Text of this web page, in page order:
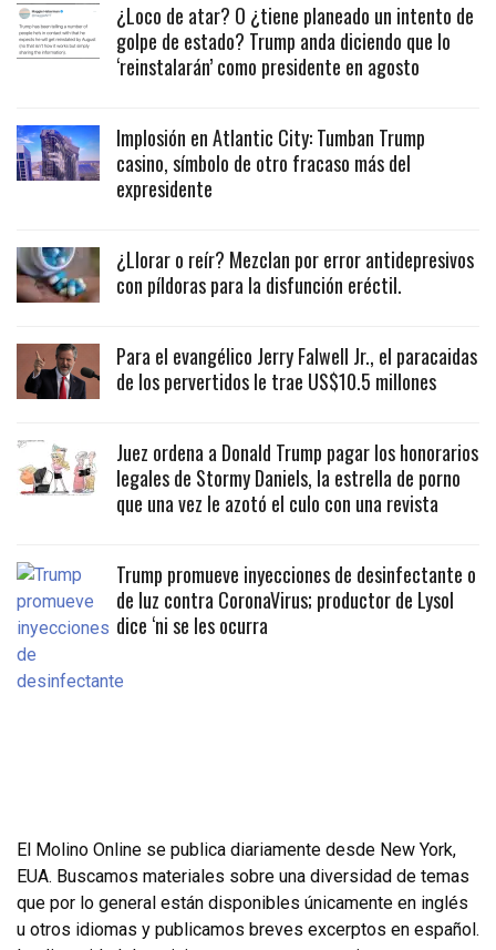
¿Loco de atar? O ¿tiene planeado un intento de
golpe de estado? Trump anda diciendo que lo
‘reinstalarán’ como presidente en agosto
Implosión en Atlantic City: Tumban Trump
casino, símbolo de otro fracaso más del
expresidente
¿Llorar o reír? Mezclan por error antidepresivos
con píldoras para la disfunción eréctil.
Para el evangélico Jerry Falwell Jr., el paracaidas
de los pervertidos le trae US$10.5 millones
Juez ordena a Donald Trump pagar los honorarios
legales de Stormy Daniels, la estrella de porno
que una vez le azotó el culo con una revista
Trump promueve inyecciones de desinfectante o
de luz contra CoronaVirus; productor de Lysol
dice ‘ni se les ocurra
El Molino Online se publica diariamente desde New York,
EUA. Buscamos materiales sobre una diversidad de temas
que por lo general están disponibles únicamente en inglés
u otros idiomas y publicamos breves excerptos en español.